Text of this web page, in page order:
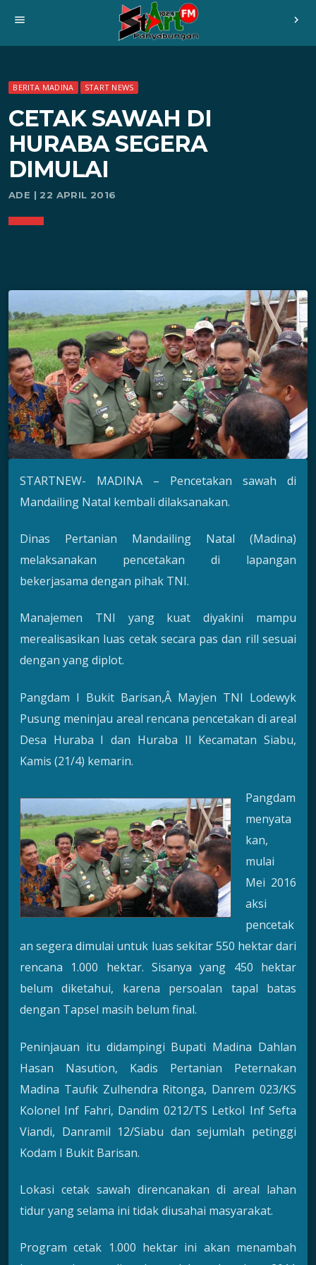
menu chevron_right
BERITA MADINA START NEWS
CETAK SAWAH DI
HURABA SEGERA
DIMULAI
ADE | 22 APRIL 2016
STARTNEW- MADINA – Pencetakan sawah di
Mandailing Natal kembali dilaksanakan.
Dinas Pertanian Mandailing Natal (Madina)
melaksanakan pencetakan di lapangan
bekerjasama dengan pihak TNI.
Manajemen TNI yang kuat diyakini mampu
merealisasikan luas cetak secara pas dan rill sesuai
dengan yang diplot.
Pangdam I Bukit Barisan,Â Mayjen TNI Lodewyk
Pusung meninjau areal rencana pencetakan di areal
Desa Huraba I dan Huraba II Kecamatan Siabu,
Kamis (21/4) kemarin.
Pangdam
menyata
kan,
mulai
Mei 2016
aksi
pencetak
an segera dimulai untuk luas sekitar 550 hektar dari
rencana 1.000 hektar. Sisanya yang 450 hektar
belum diketahui, karena persoalan tapal batas
dengan Tapsel masih belum final.
Peninjauan itu didampingi Bupati Madina Dahlan
Hasan Nasution, Kadis Pertanian Peternakan
Madina Taufik Zulhendra Ritonga, Danrem 023/KS
Kolonel Inf Fahri, Dandim 0212/TS Letkol Inf Sefta
Viandi, Danramil 12/Siabu dan sejumlah petinggi
Kodam I Bukit Barisan.
Lokasi cetak sawah direncanakan di areal lahan
tidur yang selama ini tidak diusahai masyarakat.
Program cetak 1.000 hektar ini akan menambah